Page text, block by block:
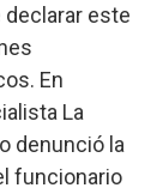
declarar este
En
La
denunció la
funcionario